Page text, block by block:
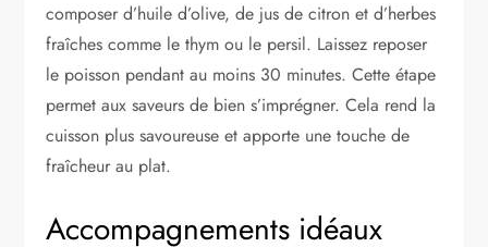
composer d’huile d’olive, de jus de citron et d’herbes
fraîches comme le thym ou le persil. Laissez reposer
le poisson pendant au moins 30 minutes. Cette étape
permet aux saveurs de bien s’imprégner. Cela rend la
cuisson plus savoureuse et apporte une touche de
fraîcheur au plat.
Accompagnements idéaux